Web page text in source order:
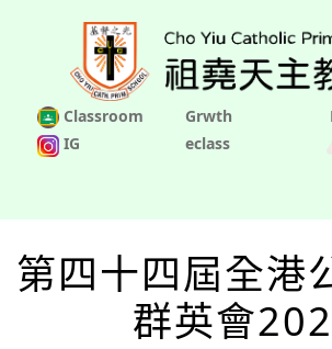
Classroom Grwth
IG
eclass
第四十四屆全港
群英會